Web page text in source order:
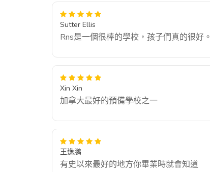
Sutter Ellis
Rns是一個很棒的學校，孩子們真的很好。
Xin Xin
加拿大最好的預備學校之一
王逸鹏
有史以來最好的地方你畢業時就會知道